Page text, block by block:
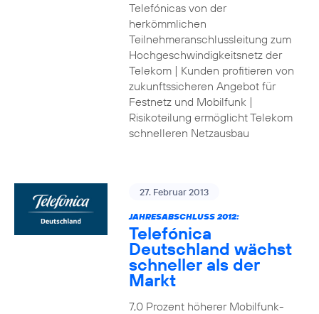
Telefónicas von der
herkömmlichen
Teilnehmeranschlussleitung zum
Hochgeschwindigkeitsnetz der
Telekom | Kunden profitieren von
zukunftssicheren Angebot für
Festnetz und Mobilfunk |
Risikoteilung ermöglicht Telekom
schnelleren Netzausbau
27. Februar 2013
JAHRESABSCHLUSS 2012:
Telefónica
Deutschland wächst
schneller als der
Markt
7,0 Prozent höherer Mobilfunk-